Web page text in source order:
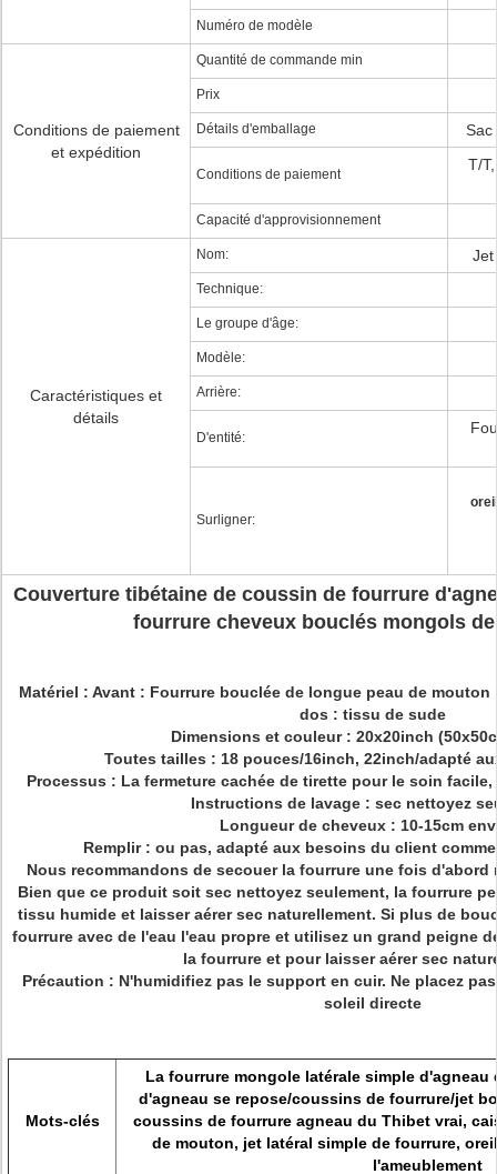
Numéro de modèle
Conditions de paiement
et expédition
Quantité de commande min
Prix
Détails d'emballage Sac
Conditions de paiement
T/
Capacité d'approvisionnement
Caractéristiques et
détails
Nom: Jet
Technique:
Le groupe d'âge:
Modèle:
Arrière:
D'entité:
Surligner:
Couverture tibétaine de coussin de fourrure
fourrure cheveux bouclés mongols
Matériel : Avant : Fourrure bouclée de longue peau de mouton
dos : tissu de sude
Dimensions et couleur : 20x20inch
Toutes tailles : 18 pouces/16inch, 22inch/adapté
Processus : La fermeture cachée de tirette pour le soin
Instructions de lavage : sec nettoyez
Longueur de cheveux : 10-15cm
Remplir : ou pas, adapté aux besoins du client
Nous recommandons de secouer la fourrure une fois d'abord
Bien que ce produit soit sec nettoyez seulement, la fourrure
tissu humide et laisser aérer sec naturellement. Si plus de
fourrure avec de l'eau l'eau propre et utilisez un grand peigne
la fourrure et pour laisser aérer sec
Précaution : N'humidifiez pas le support en cuir. Ne placez
soleil directe
Mots-clés
La fourrure mongole latérale simple
d'agneau se repose/coussins de fourrure/jet
coussins de fourrure agneau du Thibet vrai,
de mouton, jet latéral simple de fourrure,
l'ameublement